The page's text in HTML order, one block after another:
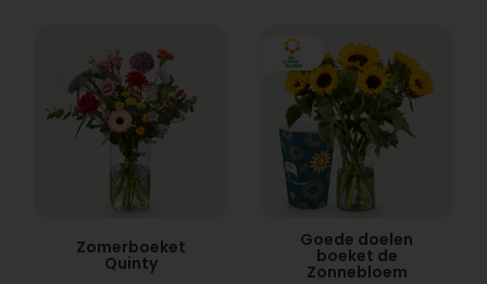
Zomerboeket
Quinty
Goede doelen
boeket de
Zonnebloem